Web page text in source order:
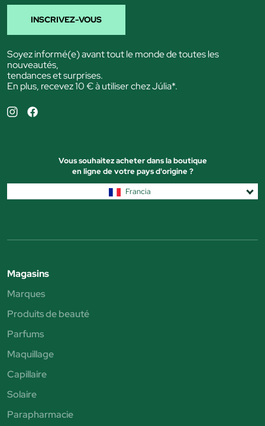
INSCRIVEZ-VOUS
Soyez informé(e) avant tout le monde de toutes les
nouveautés,
tendances et surprises.
En plus, recevez 10 € à utiliser chez Júlia*.
Vous souhaitez acheter dans la boutique
en ligne de votre pays d'origine ?
Francia
Magasins
Marques
Produits de beauté
Parfums
Maquillage
Capillaire
Solaire
Parapharmacie